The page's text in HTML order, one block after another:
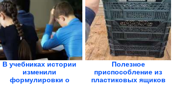
В учебниках истории
изменили
формулировки о
Полезное
приспособление из
пластиковых ящиков